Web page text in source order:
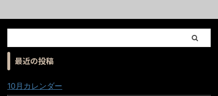
最近の投稿
10月カレンダー